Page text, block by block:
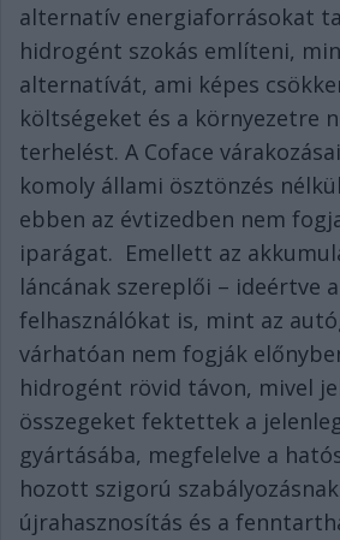
alternatív energiaforrásokat
hidrogént szokás említeni,
alternatívát, ami képes
költségeket és a környezetre
terhelést. A Coface
komoly állami ösztönzés
ebben az évtizedben nem
iparágat. Emellett az
láncának szereplői – ideértve
felhasználókat is, mint az
várhatóan nem fogják
hidrogént rövid távon, mivel
összegeket fektettek a
gyártásába, megfelelve a
hozott szigorú
újrahasznosítás és a